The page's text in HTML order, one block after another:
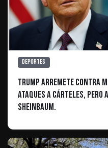
Deportes
Trump arremete contra
ataques a cárteles, pero
Sheinbaum.